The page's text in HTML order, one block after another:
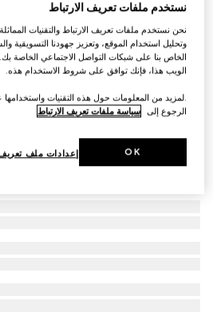
إطار بصري مستطيل الشكل
AED 2,085
نستخدم ملفات تعريف الارتباط
نحن نستخدم ملفات تعريف الارتباط والتقنيات
وتحليل استخدام الموقع، وتعزيز جهودنا التسويقية
الخاص بنا على شبكات التواصل الاجتماعي الخاصة
الويب هذا، فإنك توافق على شروط الاستخدام هذه.
.لمزيد من المعلومات حول هذه التقنيات
الرجوع إلى سياسة ملفات تعريف الارتباط
إعدادات ملف تعريف OK